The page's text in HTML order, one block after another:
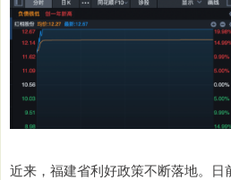
近来，福建省利好政策不断落地。日